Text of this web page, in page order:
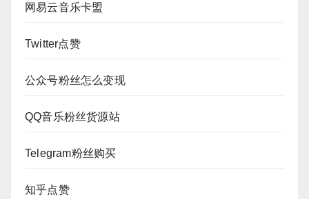
网易云音乐卡盟
Twitter点赞
公众号粉丝怎么变现
QQ音乐粉丝货源站
Telegram粉丝购买
知乎点赞